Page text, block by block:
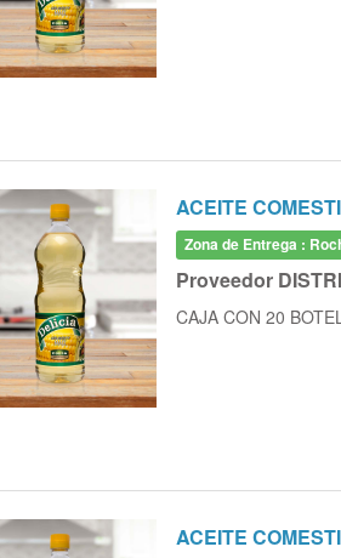
ACEITE
Zona de Entrega :
Proveedor
CAJA CON 20
ACEITE